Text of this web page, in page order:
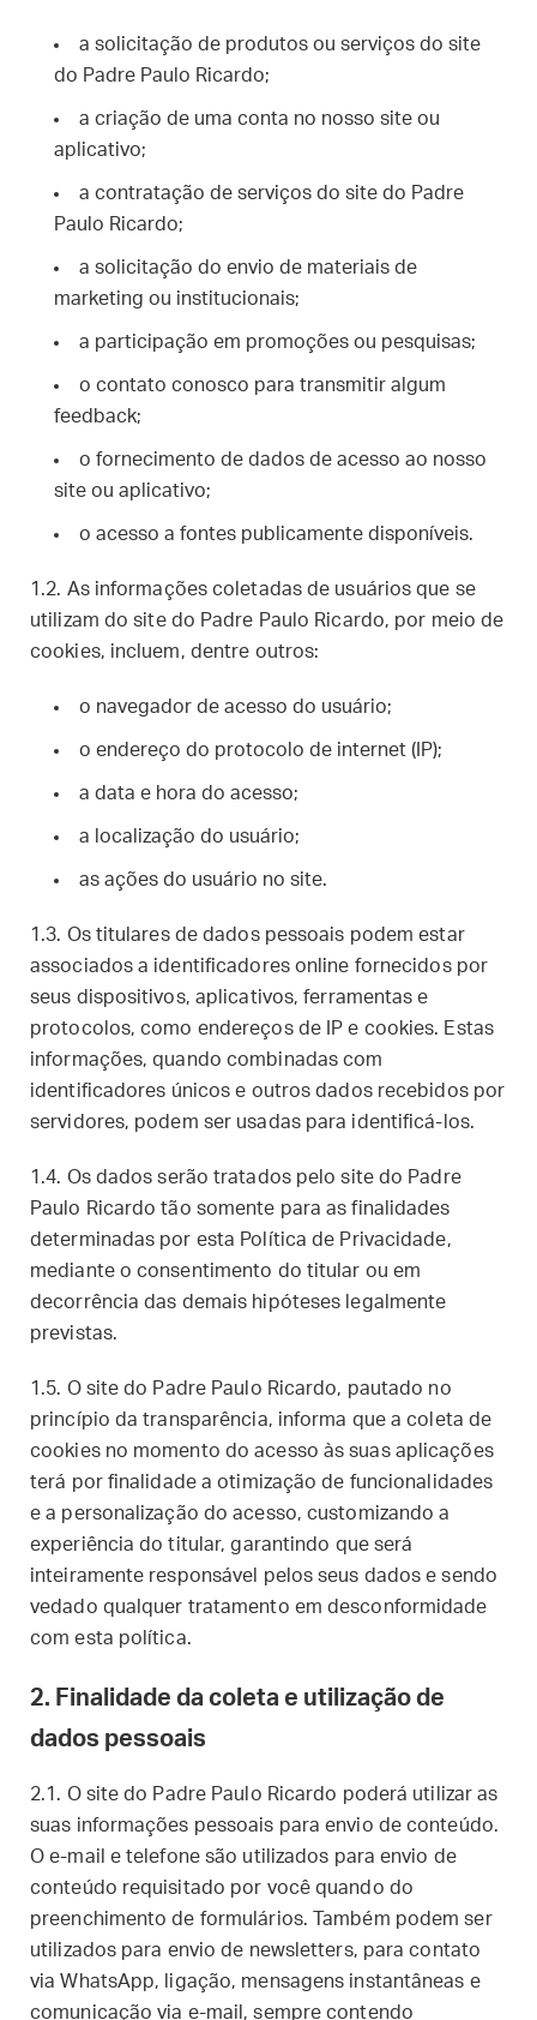
a solicitação de produtos ou serviços do site
do Padre Paulo Ricardo;
a criação de uma conta no nosso site ou
aplicativo;
a contratação de serviços do site do Padre
Paulo Ricardo;
a solicitação do envio de materiais de
marketing ou institucionais;
a participação em promoções ou pesquisas;
o contato conosco para transmitir algum
feedback;
o fornecimento de dados de acesso ao nosso
site ou aplicativo;
o acesso a fontes publicamente disponíveis.
1.2. As informações coletadas de usuários que se
utilizam do site do Padre Paulo Ricardo, por meio de
cookies, incluem, dentre outros:
o navegador de acesso do usuário;
o endereço do protocolo de internet (IP);
a data e hora do acesso;
a localização do usuário;
as ações do usuário no site.
1.3. Os titulares de dados pessoais podem estar
associados a identificadores online fornecidos por
seus dispositivos, aplicativos, ferramentas e
protocolos, como endereços de IP e cookies. Estas
informações, quando combinadas com
identificadores únicos e outros dados recebidos por
servidores, podem ser usadas para identificá-los.
1.4. Os dados serão tratados pelo site do Padre
Paulo Ricardo tão somente para as finalidades
determinadas por esta Política de Privacidade,
mediante o consentimento do titular ou em
decorrência das demais hipóteses legalmente
previstas.
1.5. O site do Padre Paulo Ricardo, pautado no
princípio da transparência, informa que a coleta de
cookies no momento do acesso às suas aplicações
terá por finalidade a otimização de funcionalidades
e a personalização do acesso, customizando a
experiência do titular, garantindo que será
inteiramente responsável pelos seus dados e sendo
vedado qualquer tratamento em desconformidade
com esta política.
2. Finalidade da coleta e utilização de
dados pessoais
2.1. O site do Padre Paulo Ricardo poderá utilizar as
suas informações pessoais para envio de conteúdo.
O e-mail e telefone são utilizados para envio de
conteúdo requisitado por você quando do
preenchimento de formulários. Também podem ser
utilizados para envio de newsletters, para contato
via WhatsApp, ligação, mensagens instantâneas e
comunicação via e-mail, sempre contendo